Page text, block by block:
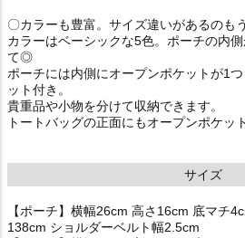
〇カラーも豊富。サイズ違いがあるのも
カラーはベーシックな5色。ポーチの内
て◎
ポーチには内側にオープンポケットが1
ット付き。
貴重品や小物を分けて収納できます。
トートバッグの正面にもオープンポケッ
サイズ
【ポーチ】横幅26cm 高さ16cm 底マチ
138cm ショルダーベルト幅2.5cm